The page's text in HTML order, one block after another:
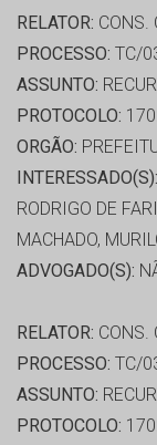
RELATOR: CONS.
PROCESSO: TC/
ASSUNTO:
PROTOCOLO:
ORGÃO:
INTERESSADO(S):
RODRIGO DE
MACHADO,
ADVOGADO(S):
RELATOR: CONS.
PROCESSO: TC/
ASSUNTO:
PROTOCOLO: